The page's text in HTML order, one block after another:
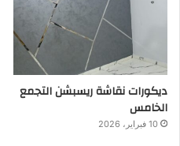
ديكورات نقاشة ريسبشن التجمع
الخامس
10 فبراير، 2026